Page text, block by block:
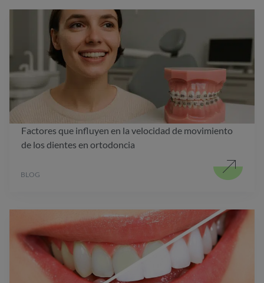
Factores que influyen en la velocidad de movimiento
de los dientes en ortodoncia
BLOG